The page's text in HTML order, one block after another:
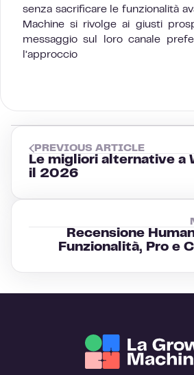
senza sacrificare le funzionalità
Machine si rivolge ai giusti
messaggio sul loro canale
l’approccio
PREVIOUS ARTICLE
Le migliori alternative a
il 2026
Recensione
Funzionalità, Pro e